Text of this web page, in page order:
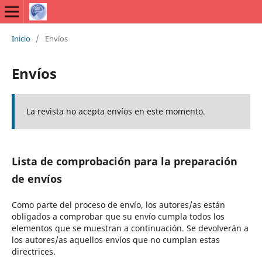
Inicio / Envíos
Envíos
La revista no acepta envíos en este momento.
Lista de comprobación para la preparación
de envíos
Como parte del proceso de envío, los autores/as están
obligados a comprobar que su envío cumpla todos los
elementos que se muestran a continuación. Se devolverán a
los autores/as aquellos envíos que no cumplan estas
directrices.